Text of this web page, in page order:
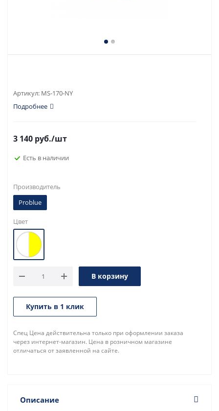
Артикул: MS-170-NY
Подробнее
3 140 руб./шт
Есть в наличии
Производитель
Problue
Цвет
В корзину
Купить в 1 клик
Спец Цена действительна только при оформлении заказа
через интернет-магазин. Цена в розничном магазине
отличаться от заявленной на сайте.
Описание